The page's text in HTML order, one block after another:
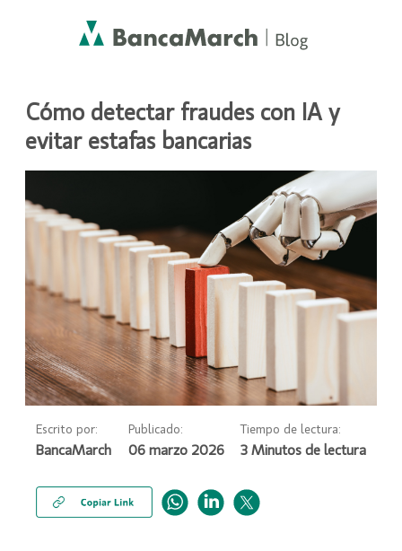
Cómo detectar fraudes con IA y
evitar estafas bancarias
Escrito por:
BancaMarch
Publicado:
06 marzo 2026
Tiempo de lectura: